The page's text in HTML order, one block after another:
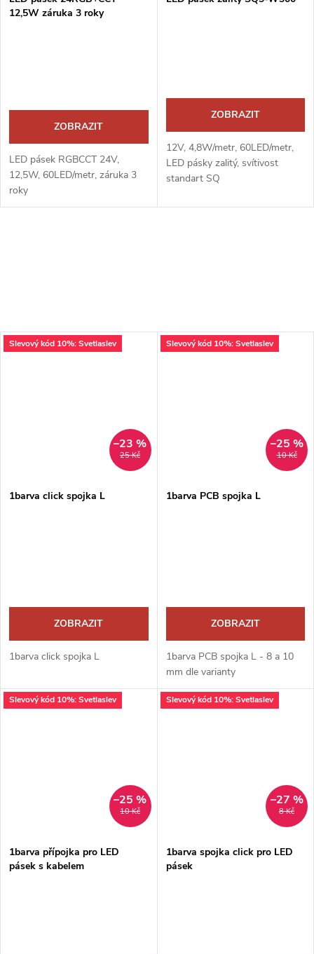
12,5W záruka 3 roky
ZOBRAZIT
LED pásek RGBCCT 24V,
12,5W, 60LED/metr, záruka 3
roky
ZOBRAZIT
12V, 4,8W/metr, 60LED/metr,
LED pásky zalitý, svítivost
standart SQ
Slevový kód 10%: Svetlaslev
25 Kč
–23 %
1barva click spojka L
ZOBRAZIT
1barva click spojka L
Slevový kód 10%: Svetlaslev
10 Kč
–25 %
1barva PCB spojka L
ZOBRAZIT
1barva PCB spojka L - 8 a 10
mm dle varianty
Slevový kód 10%: Svetlaslev
10 Kč
–25 %
1barva přípojka pro LED
pásek s kabelem
Slevový kód 10%: Svetlaslev
8 Kč
–27 %
1barva spojka click pro LED
pásek